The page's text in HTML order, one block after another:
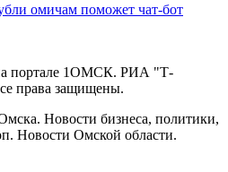
омичам поможет чат-бот
портале 1ОМСК. РИА "Т-
защищены.
Новости бизнеса, политики,
Новости Омской области.